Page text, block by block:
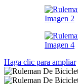
Haga clic para ampliar